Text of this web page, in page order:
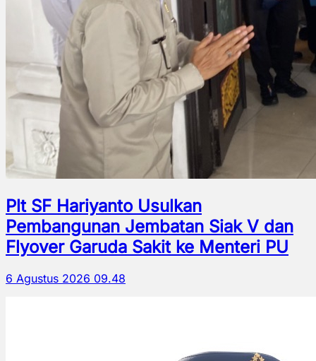
Plt SF Hariyanto Usulkan
Pembangunan Jembatan Siak V dan
Flyover Garuda Sakit ke Menteri PU
6 Agustus 2026 09.48